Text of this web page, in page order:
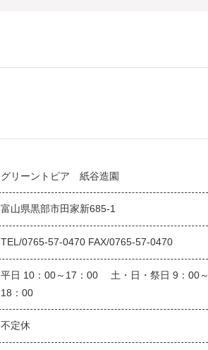
グリーントピア 紙谷造園
富山県黒部市田家新685-1
TEL/0765-57-0470 FAX/0765-57-0470
平日 10：00～17：00 土・日・祭日 9：00～
18：00
不定休